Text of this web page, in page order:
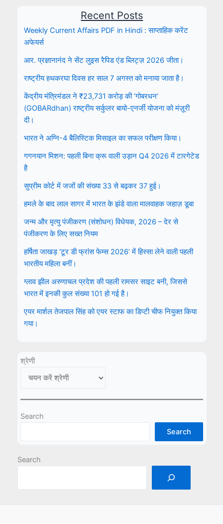
Recent Posts
Weekly Current Affairs PDF in Hindi : साप्ताहिक करेंट
अफेयर्स
आर. प्रज्ञानानंद ने सेंट लुइस रैपिड एंड ब्लिट्ज़ 2026 जीता।
राष्ट्रीय हथकरघा दिवस हर साल 7 अगस्त को मनाया जाता है।
केंद्रीय मंत्रिमंडल ने ₹23,731 करोड़ की ‘गोबरधन’
(GOBARdhan) राष्ट्रीय सर्कुलर बायो-एनर्जी योजना को मंज़ूरी
दी।
भारत ने अग्नि-4 बैलिस्टिक मिसाइल का सफल परीक्षण किया।
गगनयान मिशन: पहली बिना क्रू वाली उड़ान Q4 2026 में टारगेटेड
है
सुप्रीम कोर्ट में जजों की संख्या 33 से बढ़कर 37 हुई।
हमले के बाद लाल सागर में भारत के झंडे वाला मालवाहक जहाज़ डूबा
जन्म और मृत्यु पंजीकरण (संशोधन) विधेयक, 2026 – देर से
पंजीकरण के लिए सख्त नियम
हर्षिता जाखड़ ‘टूर डी फ्रांस फेम्स 2026’ में हिस्सा लेने वाली पहली
भारतीय महिला बनीं।
ग्लाव झील अरुणाचल प्रदेश की पहली रामसर साइट बनी, जिससे
भारत में इनकी कुल संख्या 101 हो गई है।
एयर मार्शल तेजपाल सिंह को एयर स्टाफ का डिप्टी चीफ नियुक्त किया
गया।
श्रेणी
Search
Search
Search